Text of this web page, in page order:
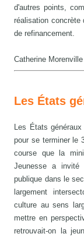
d'autres points,
réalisation concrète
de refinancement.
Catherine Morenville
Les États
Les États
pour se terminer le
course que la
Jeunesse a invité
publique dans le
largement
culture au sens
mettre en
retrouvait-on la